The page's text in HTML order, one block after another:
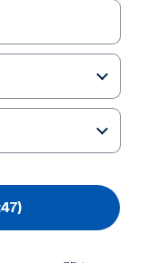
場において選ば
企業となる」
10年間、事業と
してきました。
事プラットフォ
では、人材開発
業員サーベイ
す。